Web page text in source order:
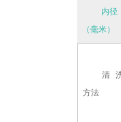
内径
（毫米）
清
方法